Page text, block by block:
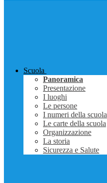
Scuola
Panoramica
Presentazione
I luoghi
Le persone
I numeri della scuola
Le carte della scuola
Organizzazione
La storia
Sicurezza e Salute